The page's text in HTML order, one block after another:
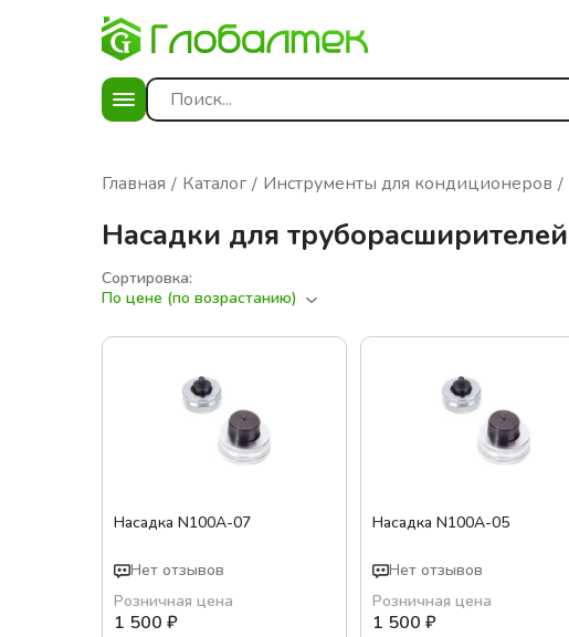
Главная Каталог Инструменты для кондиционеров
Насадки для труборасширителей
Сортировка:
По цене (по возрастанию)
Насадка N100A-07
Нет отзывов
Розничная цена
1 500 ₽
Насадка N100A-05
Нет отзывов
Розничная цена
1 500 ₽